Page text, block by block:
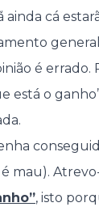
cá
é
está o
é mau).
, isto